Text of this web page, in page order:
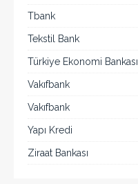
Tbank
Tekstil Bank
Türkiye Ekonomi Bankası
Vakıfbank
Vakıfbank
Yapı Kredi
Ziraat Bankası